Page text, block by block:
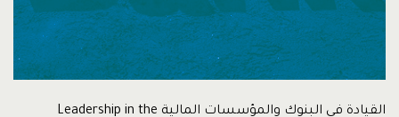
القيادة في البنوك والمؤسسات المالية Leadership in the